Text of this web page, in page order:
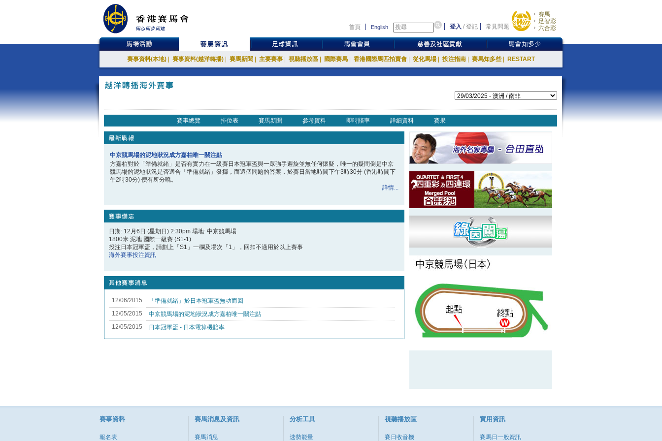
首頁 English 登入 /登記 常見問題
賽馬
足智彩
六合彩
賽事資料(本地) 賽事資料(越洋轉播) 賽馬新聞 主要賽事 視聽播放區 國際賽馬 香港國際馬匹拍賣會 從化馬場 投注指南 賽馬知多些 RESTART
賽事總覽 排位表 賽馬新聞 參考資料 即時賠率 詳細資料 賽果
中京競馬場的泥地狀況成方嘉柏唯一關注點
方嘉柏對於「準備就緒」是否有實力在一級賽日本冠軍盃與一眾強手週旋並無任何懷疑，唯一的疑問倒是中京
競馬場的泥地狀況是否適合「準備就緒」發揮，而這個問題的答案，於賽日當地時間下午3時30分 (香港時間下
午2時30分) 便有所分曉。
詳情...
日期: 12月6日 (星期日) 2:30pm 場地: 中京競馬場
1800米 泥地 國際一級賽 (S1-1)
投注日本冠軍盃，請劃上「S1」一欄及場次「1」，回扣不適用於以上賽事
海外賽事投注資訊
賽事資料
報名表
賽馬消息及資訊
賽馬消息
分析工具
速勢能量
視聽播放區
賽日收音機
實用資訊
賽馬日一般資訊